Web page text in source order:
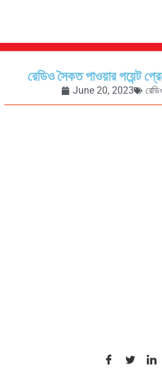
রেডিও সৈকত পাওয়ার পয়েন্ট
June 20, 2023